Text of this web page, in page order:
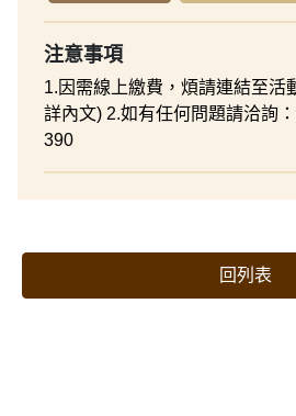
注意事項
1.因需線上繳費，煩請連結至活
詳內文) 2.如有任何問題請洽詢
390
回列表